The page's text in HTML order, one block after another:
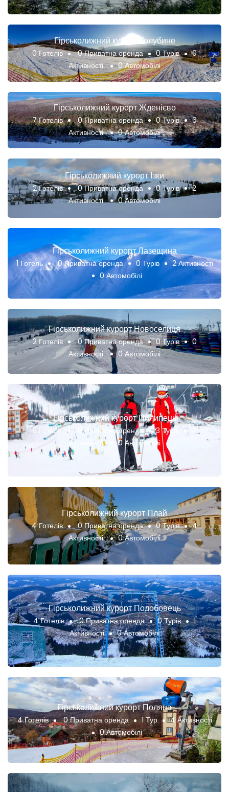
Гірськолижний курорт Голубине
0 Готелів 0 Приватна оренда 0 Турів
0
Активності
0 Автомобілі
Гірськолижний курорт Жденієво
7 Готелів 0 Приватна оренда 0 Турів
6
Активності
0 Автомобілі
Гірськолижний курорт Ізки
2 Готелів 0 Приватна оренда 0 Турів
2
Активності
0 Автомобілі
Гірськолижний курорт Лазещина
1 Готель 0 Приватна оренда 0 Турів
2 Активності
0 Автомобілі
Гірськолижний курорт Новоселиця
2 Готелів 0 Приватна оренда 0 Турів
0
Активності
0 Автомобілі
Гірськолижний курорт Пилипець
5 Готелів 0 Приватна оренда 3 Турів
Активності
0 Автомобілі
Гірськолижний курорт Плай
4 Готелів 0 Приватна оренда 0 Турів
4
Активності
0 Автомобілі
Гірськолижний курорт Подобовець
4 Готелів 0 Приватна оренда 0 Турів
1
Активності
0 Автомобілі
Гірськолижний курорт Поляна
4 Готелів 0 Приватна оренда 1 Тур
4 Активності
0 Автомобілі